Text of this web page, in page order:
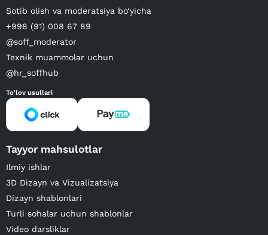
Sotib olish va moderatsiya bo‘yicha
+998 (91) 008 67 89
@soff_moderator
Texnik muammolar uchun
@hr_soffhub
To'lov usullari
Tayyor mahsulotlar
Ilmiy ishlar
3D Dizayn va Vizualizatsiya
Dizayn shablonlari
Turli sohalar uchun shablonlar
Video darsliklar